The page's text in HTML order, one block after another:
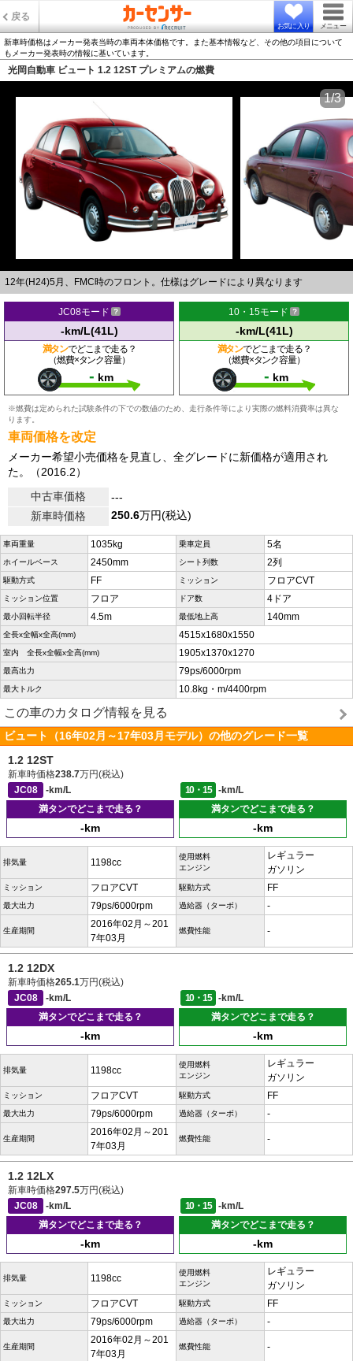
戻る
お気に入り メニュー
新車時価格はメーカー発表当時の車両本体価格です。また基本情報など、その他の項目について
もメーカー発表時の情報に基いています。
光岡自動車 ビュート 1.2 12ST プレミアムの燃費
12年(H24)5月、FMC時のフロント。仕様はグレードにより異なります
1/3
JC08モード
-km/L(41L)
満タンでどこまで走る？
（燃費×タンク容量）
- km
10・15モード
-km/L(41L)
満タンでどこまで走る？
（燃費×タンク容量）
- km
※燃費は定められた試験条件の下での数値のため、走行条件等により実際の燃料消費率は異な
ります。
車両価格を改定
メーカー希望小売価格を見直し、全グレードに新価格が適用され
た。（2016.2）
中古車価格
---
新車時価格
250.6万円(税込)
車両重量 1035kg 乗車定員 5名
ホイールベース 2450mm シート列数 2列
駆動方式 FF ミッション フロアCVT
ミッション位置 フロア ドア数 4ドア
最小回転半径 4.5m 最低地上高 140mm
全長x全幅x全高(mm) 4515x1680x1550
室内 全長x全幅x全高(mm) 1905x1370x1270
最高出力 79ps/6000rpm
最大トルク 10.8kg・m/4400rpm
この車のカタログ情報を見る
ビュート（16年02月～17年03月モデル）の他のグレード一覧
1.2 12ST
新車時価格238.7万円(税込)
JC08
-km/L 10・15
-km/L
満タンでどこまで走る？
-km
満タンでどこまで走る？
-km
排気量 1198cc
使用燃料
エンジン
レギュラー
ガソリン
ミッション フロアCVT 駆動方式 FF
最大出力 79ps/6000rpm 過給器（ターボ） -
生産期間
2016年02月～201
7年03月
燃費性能 -
1.2 12DX
新車時価格265.1万円(税込)
JC08
-km/L 10・15
-km/L
満タンでどこまで走る？
-km
満タンでどこまで走る？
-km
排気量 1198cc
使用燃料
エンジン
レギュラー
ガソリン
ミッション フロアCVT 駆動方式 FF
最大出力 79ps/6000rpm 過給器（ターボ） -
生産期間
2016年02月～201
7年03月
燃費性能 -
1.2 12LX
新車時価格297.5万円(税込)
JC08
-km/L 10・15
-km/L
満タンでどこまで走る？
-km
満タンでどこまで走る？
-km
排気量 1198cc
使用燃料
エンジン
レギュラー
ガソリン
ミッション フロアCVT 駆動方式 FF
最大出力 79ps/6000rpm 過給器（ターボ） -
生産期間
2016年02月～201
7年03月
燃費性能 -